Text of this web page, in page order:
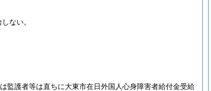
ない。
監護者等は直ちに大東市在日外国人心身障害者給付金受給